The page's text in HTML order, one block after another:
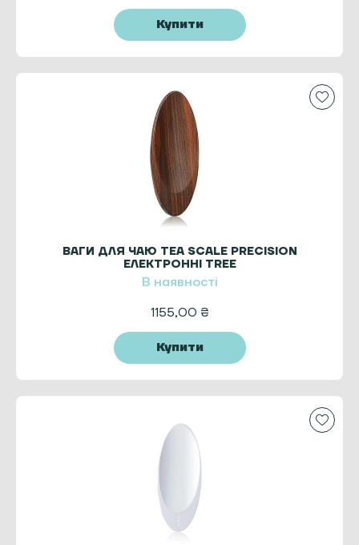
Купити
ВАГИ ДЛЯ ЧАЮ TEA SCALE PRECISION
ЕЛЕКТРОННІ TREE
В наявності
1155,00 ₴
Купити